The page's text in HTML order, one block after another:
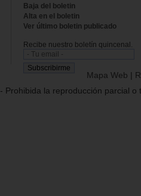
Baja del boletin
Alta en el boletin
Ver último boletin publicado
Recibe nuestro boletín quincenal.
Mapa Web |
- Prohibida la reproducción parcial o